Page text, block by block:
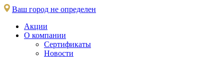
Ваш город не определен
Акции
О компании
Сертификаты
Новости